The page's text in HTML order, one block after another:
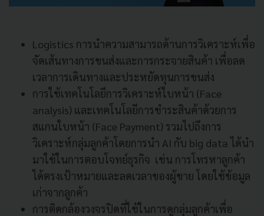
Logistics การนำความสามารถด้านการวิเคราะห์เพื่อ
จัดเส้นทางการขนส่งและการกระจายสินค้า เพื่อลด
เวลาการเดินทางและประหยัดทุนการขนส่ง
การใช้เทคโนโลยีการวิเคราะห์ใบหน้า (Face
analysis) และเทคโนโลยีการชำระสินค้าด้วยการ
สแกนใบหน้า (Face Payment) รวมไปถึงการ
วิเคราะห์กลุ่มลูกค้าโดยการนำ AI กับ big data ได้นำ
มาใช้ในการตอบโจทย์ธุรกิจ เช่น การโทรหาลูกค้า
ได้ตรงเป้าหมายและลดเวลาของผู้ขาย โดยใช้ข้อมูล
เก่าจากลูกค้า
การติดกล้องวงจรปิดที่ใช้ในการดูกลุ่มลูกค้าเพื่อ